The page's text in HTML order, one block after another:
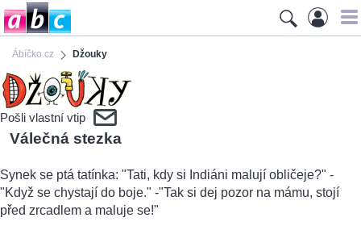
Ábíčko.cz Džouky
Pošli vlastní vtip
Válečná stezka
Synek se ptá tatínka: "Tati, kdy si Indiáni malují obličeje?" -
"Když se chystají do boje." -"Tak si dej pozor na mámu, stojí
před zrcadlem a maluje se!"